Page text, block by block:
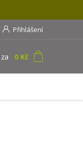
Přihlášení
za 0 Kč